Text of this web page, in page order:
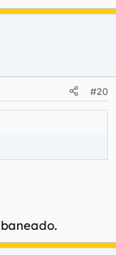
#20